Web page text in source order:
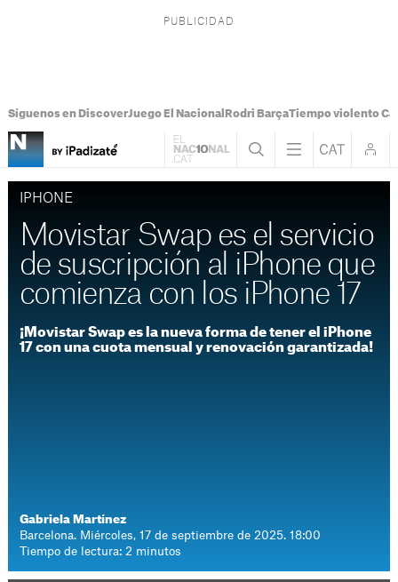
Síguenos en DiscoverJuego El Nacional Rodri BarçaTiempo violento
IPHONE
Movistar Swap es el servicio
de suscripción al iPhone que
comienza con los iPhone 17
¡Movistar Swap es la nueva forma de tener el iPhone
17 con una cuota mensual y renovación garantizada!
Gabriela Martínez
Barcelona. Miércoles, 17 de septiembre de 2025. 18:00
Tiempo de lectura: 2 minutos